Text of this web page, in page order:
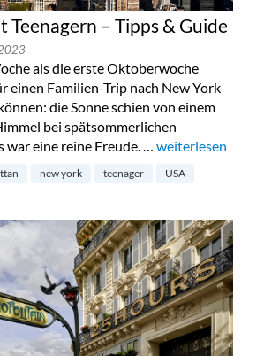
Teenagern – Tipps & Guide
als die erste Oktoberwoche
einen Familien-Trip nach New York
die Sonne schien von einem
bei spätsommerlichen
war eine reine Freude. … „New York mit
weiterlesen
new york teenager USA